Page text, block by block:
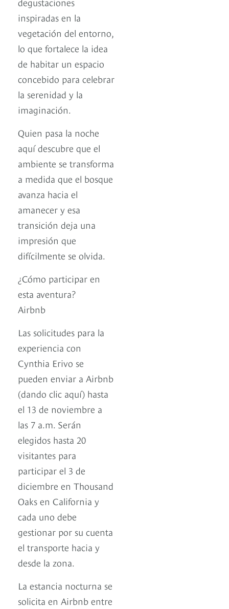
inspiradas en la
vegetación del entorno,
lo que fortalece la idea
de habitar un espacio
concebido para celebrar
la serenidad y la
imaginación.
Quien pasa la noche
aquí descubre que el
ambiente se transforma
a medida que el bosque
avanza hacia el
amanecer y esa
transición deja una
impresión que
difícilmente se olvida.
¿Cómo participar en
esta aventura?
Airbnb
Las solicitudes para la
experiencia con
Cynthia Erivo se
pueden enviar a Airbnb
(dando clic aquí) hasta
el 13 de noviembre a
las 7 a.m. Serán
elegidos hasta 20
visitantes para
participar el 3 de
diciembre en Thousand
Oaks en California y
cada uno debe
gestionar por su cuenta
el transporte hacia y
desde la zona.
La estancia nocturna se
solicita en Airbnb entre